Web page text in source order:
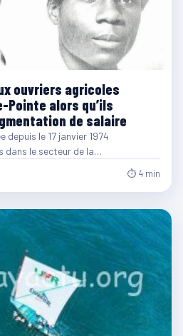
ouvriers agricoles
Pointe alors qu’ils
de salaire
depuis le 17 janvier 1974
dans le secteur de la…
⏱ 4 min